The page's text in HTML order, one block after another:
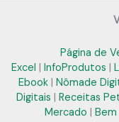
Página de
Excel | InfoProdutos |
Ebook | Nômade
Digitais | Receitas
Mercado |